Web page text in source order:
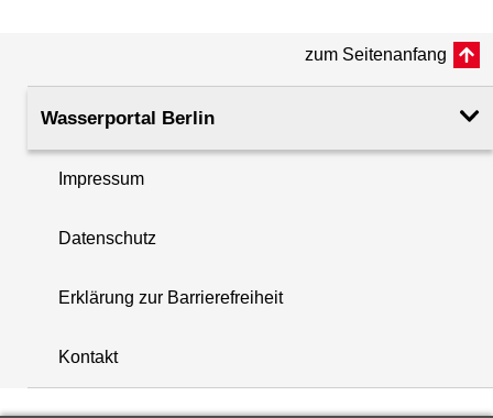
+
−
zum Seitenanfang
Wasserportal Berlin
Impressum
Datenschutz
Erklärung zur Barrierefreiheit
Kontakt